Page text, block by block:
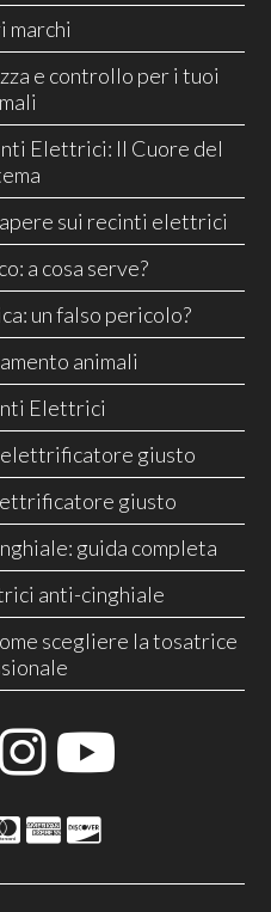
marchi
e controllo per i tuoi
Elettrici: Il Cuore del
sui recinti elettrici
a cosa serve?
un falso pericolo?
animali
Elettrici
elettrificatore giusto
giusto
guida completa
anti-cinghiale
scegliere la tosatrice